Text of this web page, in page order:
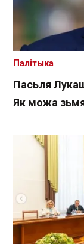
Пасьля
Як можа
Палітыка